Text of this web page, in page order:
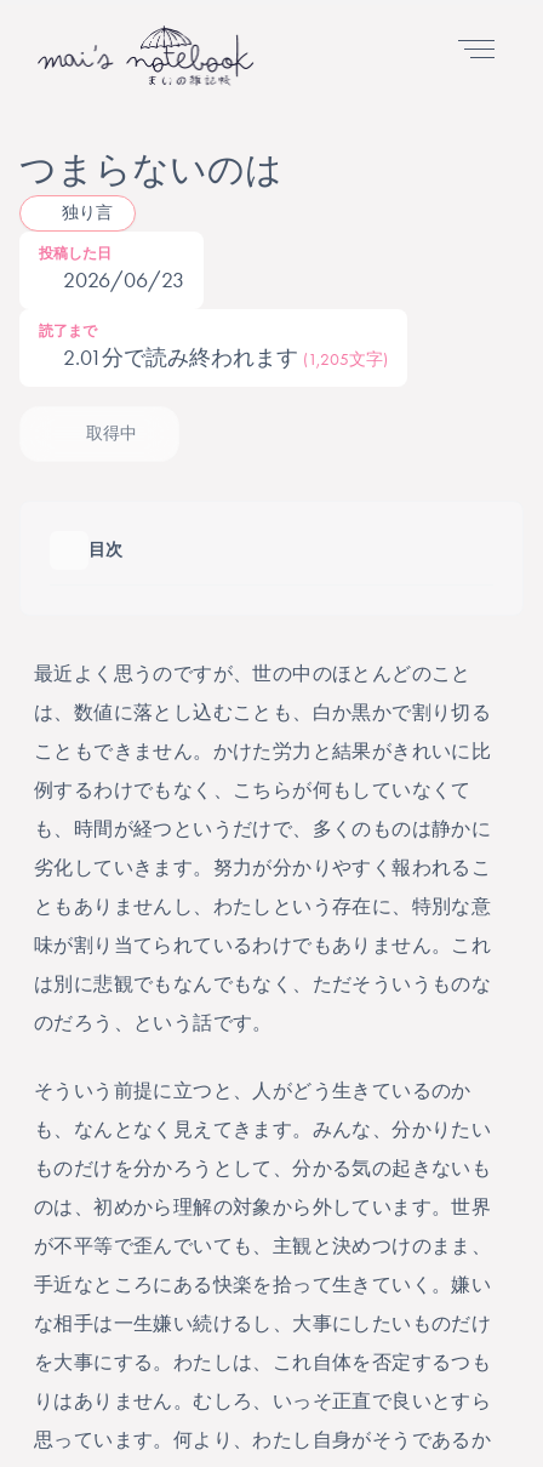
つまらないのは
独り言
投稿した日
2026/06/23
読了まで
2.01分で読み終われます (1,205文字)
取得中
目次
最近よく思うのですが、世の中のほとんどのこと
は、数値に落とし込むことも、白か黒かで割り切る
こともできません。かけた労力と結果がきれいに比
例するわけでもなく、こちらが何もしていなくて
も、時間が経つというだけで、多くのものは静かに
劣化していきます。努力が分かりやすく報われるこ
ともありませんし、わたしという存在に、特別な意
味が割り当てられているわけでもありません。これ
は別に悲観でもなんでもなく、ただそういうものな
のだろう、という話です。
そういう前提に立つと、人がどう生きているのか
も、なんとなく見えてきます。みんな、分かりたい
ものだけを分かろうとして、分かる気の起きないも
のは、初めから理解の対象から外しています。世界
が不平等で歪んでいても、主観と決めつけのまま、
手近なところにある快楽を拾って生きていく。嫌い
な相手は一生嫌い続けるし、大事にしたいものだけ
を大事にする。わたしは、これ自体を否定するつも
りはありません。むしろ、いっそ正直で良いとすら
思っています。何より、わたし自身がそうであるか